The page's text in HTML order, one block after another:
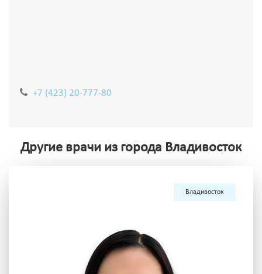
+7 (423) 20-777-80
Другие врачи из города Владивосток
Владивосток